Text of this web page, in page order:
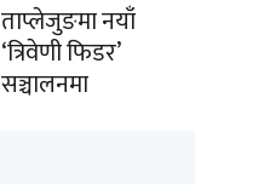
ताप्लेजुङमा नयाँ
‘त्रिवेणी फिडर’
सञ्चालनमा